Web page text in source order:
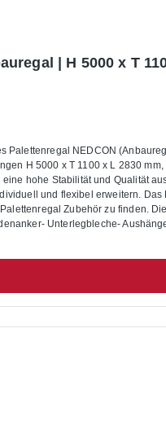
| H 5000 x T
Palettenregal NEDCON
H 5000 x T 1100 x L 2830 mm, ist
eine hohe Stabilität und Qualität
und flexibel erweitern.
zu finden. Die Montage des Palettenregals
Unterlegbleche-
uns in Verbindung.Alle
zerlegt mit Aufbauanleitung.